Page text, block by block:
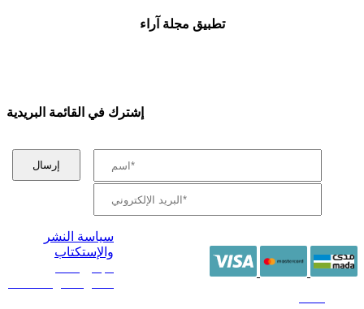
تطبيق مجلة آراء
إشترك في القائمة البريدية
سياسة النشر
والإستكتاب